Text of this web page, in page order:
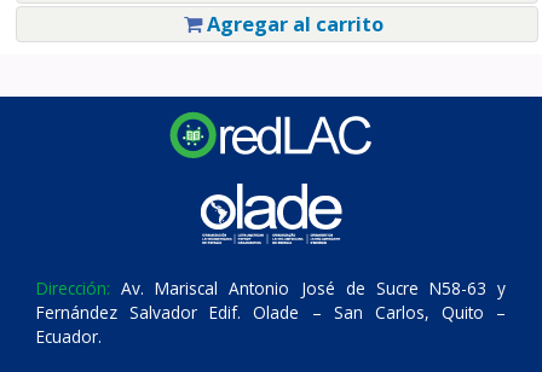
Agregar al carrito
Dirección: Av. Mariscal Antonio José de Sucre N58-63 y
Fernández Salvador Edif. Olade – San Carlos, Quito –
Ecuador.